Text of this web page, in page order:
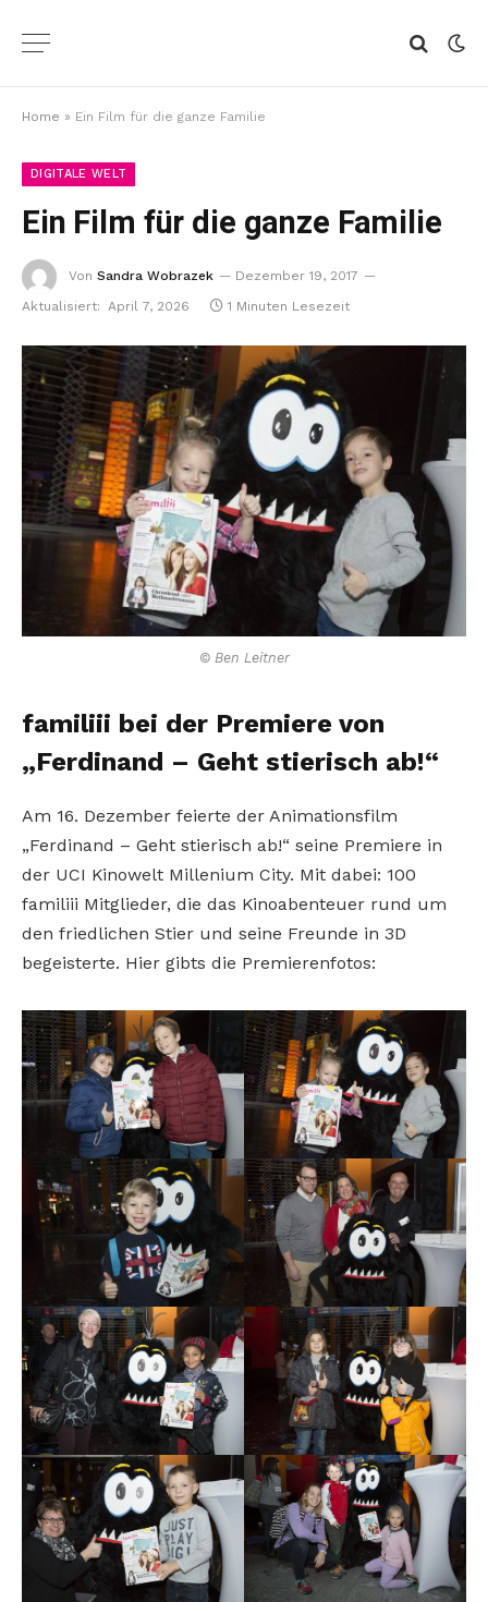
Home » Ein Film für die ganze Familie
DIGITALE WELT
Ein Film für die ganze Familie
Von Sandra Wobrazek
Dezember 19, 2017
Aktualisiert: April 7, 2026 1 Minuten Lesezeit
© Ben Leitner
familiii bei der Premiere von
„Ferdinand – Geht stierisch ab!“
Am 16. Dezember feierte der Animationsfilm
„Ferdinand – Geht stierisch ab!“ seine Premiere in
der UCI Kinowelt Millenium City. Mit dabei: 100
familiii Mitglieder, die das Kinoabenteuer rund um
den friedlichen Stier und seine Freunde in 3D
begeisterte. Hier gibts die Premierenfotos: